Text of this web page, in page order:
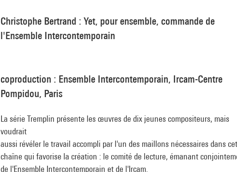
Christophe Bertrand : Yet, pour ensemble, commande de
l'Ensemble Intercontemporain
coproduction : Ensemble Intercontemporain, Ircam-Centre
Pompidou, Paris
La série Tremplin présente les œuvres de dix jeunes compositeurs, mais
voudrait
aussi révéler le travail accompli par l'un des maillons nécessaires dans
chaîne qui favorise la création : le comité de lecture, émanant
de l'Ensemble Intercontemporain et de l'Ircam.